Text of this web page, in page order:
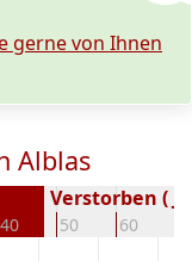
gerne von Ihnen
Alblas
40 50 60
Verstorben (